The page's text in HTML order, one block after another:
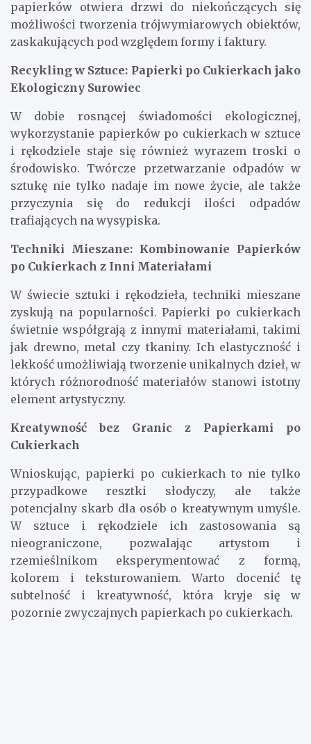
papierków otwiera drzwi do niekończących się
możliwości tworzenia trójwymiarowych obiektów,
zaskakujących pod względem formy i faktury.
Recykling w Sztuce: Papierki po Cukierkach jako
Ekologiczny Surowiec
W dobie rosnącej świadomości ekologicznej,
wykorzystanie papierków po cukierkach w sztuce
i rękodziele staje się również wyrazem troski o
środowisko. Twórcze przetwarzanie odpadów w
sztukę nie tylko nadaje im nowe życie, ale także
przyczynia się do redukcji ilości odpadów
trafiających na wysypiska.
Techniki Mieszane: Kombinowanie Papierków
po Cukierkach z Inni Materiałami
W świecie sztuki i rękodzieła, techniki mieszane
zyskują na popularności. Papierki po cukierkach
świetnie współgrają z innymi materiałami, takimi
jak drewno, metal czy tkaniny. Ich elastyczność i
lekkość umożliwiają tworzenie unikalnych dzieł, w
których różnorodność materiałów stanowi istotny
element artystyczny.
Kreatywność bez Granic z Papierkami po
Cukierkach
Wnioskując, papierki po cukierkach to nie tylko
przypadkowe resztki słodyczy, ale także
potencjalny skarb dla osób o kreatywnym umyśle.
W sztuce i rękodziele ich zastosowania są
nieograniczone, pozwalając artystom i
rzemieślnikom eksperymentować z formą,
kolorem i teksturowaniem. Warto docenić tę
subtelność i kreatywność, która kryje się w
pozornie zwyczajnych papierkach po cukierkach.